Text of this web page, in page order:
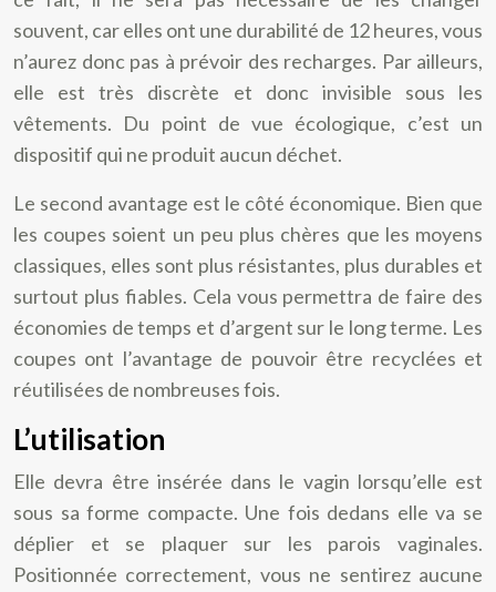
souvent, car elles ont une durabilité de 12 heures, vous
n’aurez donc pas à prévoir des recharges. Par ailleurs,
elle est très discrète et donc invisible sous les
vêtements. Du point de vue écologique, c’est un
dispositif qui ne produit aucun déchet.
Le second avantage est le côté économique. Bien que
les coupes soient un peu plus chères que les moyens
classiques, elles sont plus résistantes, plus durables et
surtout plus fiables. Cela vous permettra de faire des
économies de temps et d’argent sur le long terme. Les
coupes ont l’avantage de pouvoir être recyclées et
réutilisées de nombreuses fois.
L’utilisation
Elle devra être insérée dans le vagin lorsqu’elle est
sous sa forme compacte. Une fois dedans elle va se
déplier et se plaquer sur les parois vaginales.
Positionnée correctement, vous ne sentirez aucune